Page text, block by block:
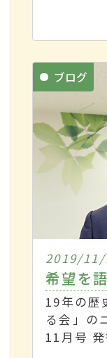
ブログ
2019/11/
希望を
19年の歴
る会」の
11月号